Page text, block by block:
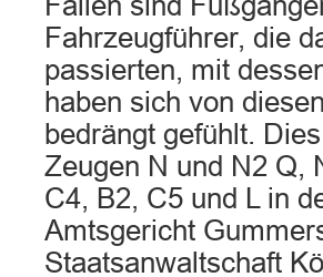
Fahrzeugführer, die
passierten, mit
haben sich von
bedrängt gefühlt.
Zeugen N und N2 Q,
C4, B2, C5 und L in
Amtsgericht
Staatsanwaltschaft